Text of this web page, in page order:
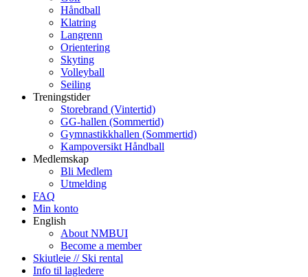
Håndball
Klatring
Langrenn
Orientering
Skyting
Volleyball
Seiling
Treningstider
Storebrand (Vintertid)
GG-hallen (Sommertid)
Gymnastikkhallen (Sommertid)
Kampoversikt Håndball
Medlemskap
Bli Medlem
Utmelding
FAQ
Min konto
English
About NMBUI
Become a member
Skiutleie // Ski rental
Info til lagledere